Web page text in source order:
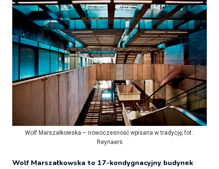
Wolf Marszałkowska – nowoczesność wpisana w tradycję; fot.:
Reynaers
Wolf Marszałkowska to 17-kondygnacyjny budynek